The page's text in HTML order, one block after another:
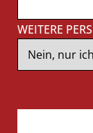
WEITERE